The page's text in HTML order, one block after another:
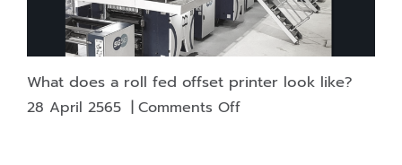
What does a roll fed offset printer look like?
28 April 2565 | Comments Offon